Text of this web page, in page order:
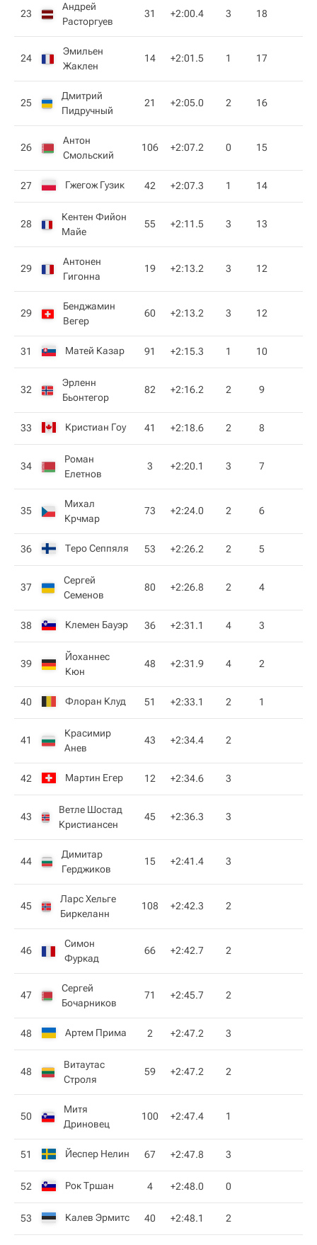
23
Андрей
Расторгуев
31 +2:00.4 3 18
24
Эмильен
Жаклен
14 +2:01.5 1 17
25
Дмитрий
Пидручный
21 +2:05.0 2 16
26
Антон
Смольский
106 +2:07.2 0 15
27 Гжегож Гузик 42 +2:07.3 1 14
28
Кентен Фийон
Майе
55 +2:11.5 3 13
29
Антонен
Гигонна
19 +2:13.2 3 12
29
Бенджамин
Вегер
60 +2:13.2 3 12
31 Матей Казар 91 +2:15.3 1 10
32
Эрленн
Бьонтегор
82 +2:16.2 2 9
33 Кристиан Гоу 41 +2:18.6 2 8
34
Роман
Елетнов
3 +2:20.1 3 7
35
Михал
Крчмар
73 +2:24.0 2 6
36 Теро Сеппяля 53 +2:26.2 2 5
37
Сергей
Семенов
80 +2:26.8 2 4
38 Клемен Бауэр 36 +2:31.1 4 3
39
Йоханнес
Кюн
48 +2:31.9 4 2
40 Флоран Клуд 51 +2:33.1 2 1
41
Красимир
Анев
43 +2:34.4 2
42 Мартин Егер 12 +2:34.6 3
43
Ветле Шостад
Кристиансен
45 +2:36.3 3
44
Димитар
Герджиков
15 +2:41.4 3
45
Ларс Хельге
Биркеланн
108 +2:42.3 2
46
Симон
Фуркад
66 +2:42.7 2
47
Сергей
Бочарников
71 +2:45.7 2
48 Артем Прима 2 +2:47.2 3
48
Витаутас
Строля
59 +2:47.2 2
50
Митя
Дриновец
100 +2:47.4 1
51 Йеспер Нелин 67 +2:47.8 3
52 Рок Тршан 4 +2:48.0 0
53 Калев Эрмитс 40 +2:48.1 2